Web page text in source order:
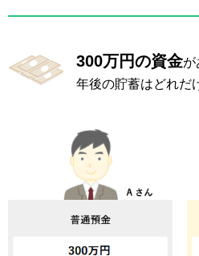
300万円の資金が
年後の貯蓄はどれだ